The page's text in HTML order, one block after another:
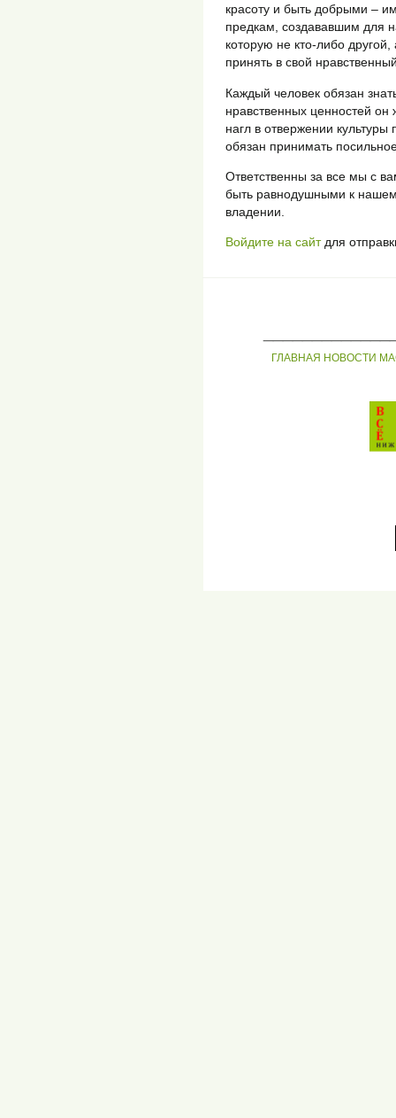
красоту и быть добрыми –
предкам, создававшим для
которую не кто-либо
принять в свой
Каждый человек обязан
нравственных ценностей
нагл в отвержении
обязан принимать
Ответственны за все мы с
быть равнодушными к
владении.
Войдите на сайтдля
ГЛАВНАЯ НОВОСТИ